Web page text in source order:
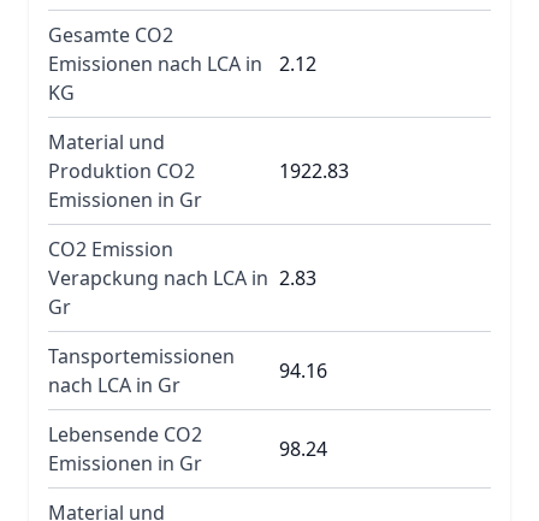
Gesamte CO2
Emissionen nach LCA in
KG
2.12
Material und
Produktion CO2
Emissionen in Gr
1922.83
CO2 Emission
Verapckung nach LCA in
Gr
2.83
Tansportemissionen
nach LCA in Gr
94.16
Lebensende CO2
Emissionen in Gr
98.24
Material und